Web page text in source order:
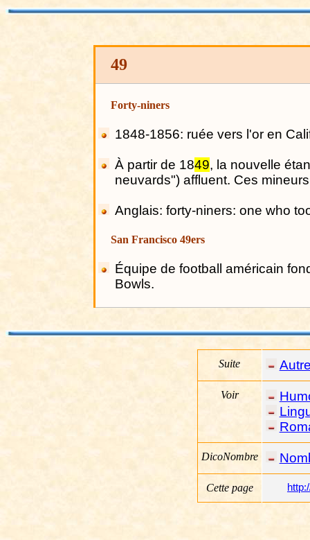
49
Forty-niners
1848-1856: ruée vers l'or en
À partir de 1849, la nouvelle
neuvards") affluent. Ces
Anglais: forty-niners: one who
San Francisco 49ers
Équipe de football américain
Bowls.
Suite
Voir
DicoNombre
Cette page